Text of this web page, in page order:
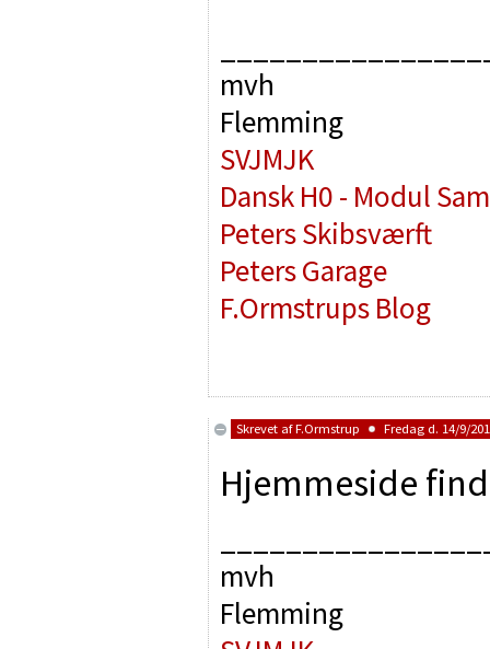
mvh
Flemming
SVJMJK
Dansk H0 - Modul
Peters Skibsværft
Peters Garage
F.Ormstrups Blog
Skrevet afF.Ormstrup Fredag d. 14/9/
Hjemmeside
mvh
Flemming